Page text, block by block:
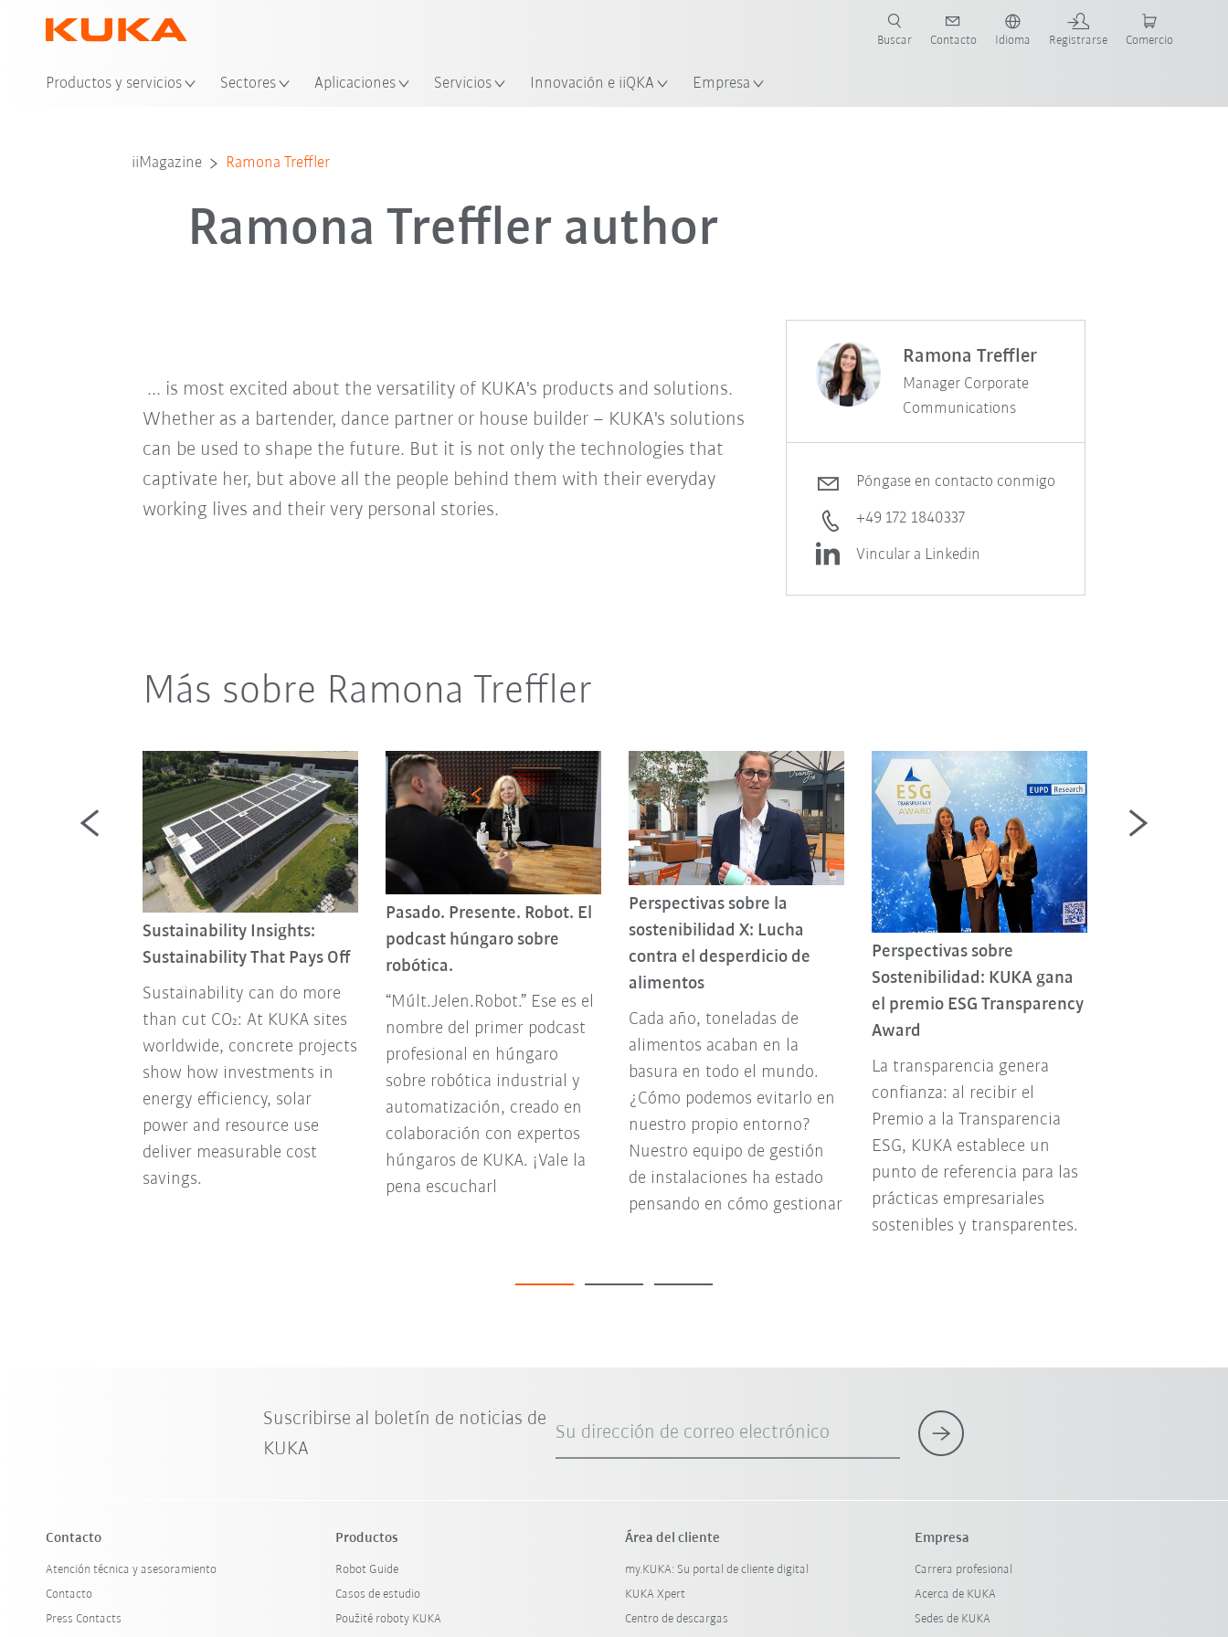
Productos y servicios Sectores Aplicaciones Servicios Innovación e iiQKA Empresa
Buscar Contacto Idioma Registrarse Comercio
iiMagazine Ramona Treffler
Ramona Treffler author
... is most excited about the versatility of KUKA's products and solutions.
Whether as a bartender, dance partner or house builder – KUKA's solutions
can be used to shape the future. But it is not only the technologies that
captivate her, but above all the people behind them with their everyday
working lives and their very personal stories.
Ramona Treffler
Manager Corporate
Communications
Póngase en contacto conmigo
+49 172 1840337
Vincular a Linkedin
Más sobre Ramona Treffler
Sustainability Insights:
Sustainability That Pays Off
Sustainability can do more
than cut CO₂: At KUKA sites
worldwide, concrete projects
show how investments in
energy efficiency, solar
power and resource use
deliver measurable cost
savings.
Pasado. Presente. Robot. El
podcast húngaro sobre
robótica.
“Múlt.Jelen.Robot.” Ese es el
nombre del primer podcast
profesional en húngaro
sobre robótica industrial y
automatización, creado en
colaboración con expertos
húngaros de KUKA. ¡Vale la
pena escucharl
Perspectivas sobre la
sostenibilidad X: Lucha
contra el desperdicio de
alimentos
Cada año, toneladas de
alimentos acaban en la
basura en todo el mundo.
¿Cómo podemos evitarlo en
nuestro propio entorno?
Nuestro equipo de gestión
de instalaciones ha estado
pensando en cómo gestionar
Perspectivas sobre
Sostenibilidad: KUKA gana
el premio ESG Transparency
Award
La transparencia genera
confianza: al recibir el
Premio a la Transparencia
ESG, KUKA establece un
punto de referencia para las
prácticas empresariales
sostenibles y transparentes.
Suscribirse al boletín de noticias de
KUKA
Su dirección de correo electrónico
Contacto
Atención técnica y asesoramiento
Contacto
Press Contacts
Productos
Robot Guide
Casos de estudio
Použité roboty KUKA
Área del cliente
my.KUKA: Su portal de cliente digital
KUKA Xpert
Centro de descargas
Empresa
Carrera profesional
Acerca de KUKA
Sedes de KUKA